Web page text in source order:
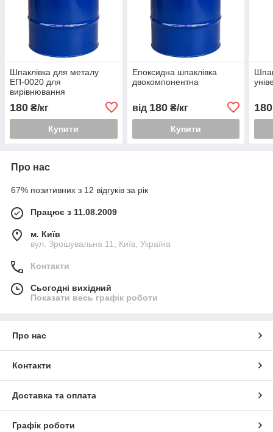
Шпаклівка для металу
ЕП-0020 для
вирівнювання
загрунтованих поверхонь
180 ₴/кг
Купити
Епоксидна шпаклівка
двокомпонентна
від 180₴/кг
Купити
180
Про нас
67% позитивних з 12 відгуків за рік
Працює з 11.08.2009
м. Київ
вул. Зрошувальна 11, Київ, Україна
Контакти
Сьогодні вихідний
Показати весь графік роботи
Про нас
Контакти
Доставка та оплата
Графік роботи